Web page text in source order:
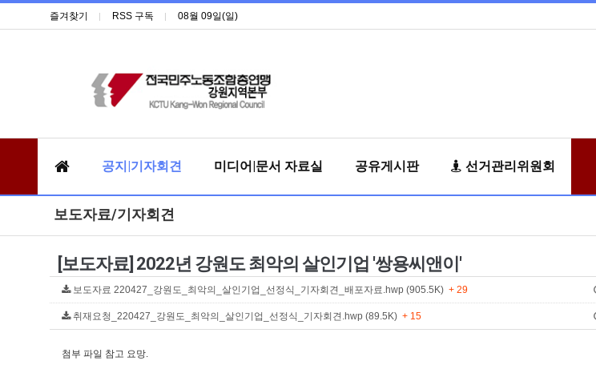
즐겨찾기 RSS 구독 08월 09일(일)
공지|기자회견 미디어|문서 자료실 공유게시판 선거관리위원회
보도자료/기자회견
[보도자료] 2022년 강원도 최악의 살인기업 '쌍용씨앤이'
보도자료 220427_강원도_최악의_살인기업_선정식_기자회견_배포자료.hwp (905.5K) + 29
취재요청_220427_강원도_최악의_살인기업_선정식_기자회견.hwp (89.5K) + 15
첨부 파일 참고 요망.